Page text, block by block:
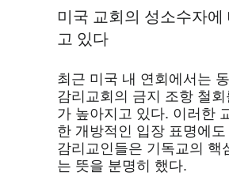
미국 교회의 성소수자
고 있다
최근 미국 내 연회에서는
감리교회의 금지 조항 철
가 높아지고 있다. 이러한
한 개방적인 입장 표명에
감리교인들은 기독교의 핵
는 뜻을 분명히 했다.